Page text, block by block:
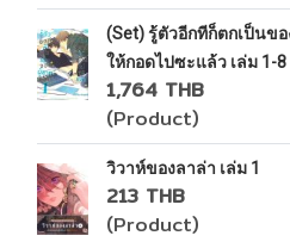
(Set) รู้ตัวอีกทีก็ตกเป็นข
ให้กอดไปซะแล้ว เล่ม 1-8
1,764 THB
(Product)
วิวาห์ของลาล่า เล่ม 1
213 THB
(Product)